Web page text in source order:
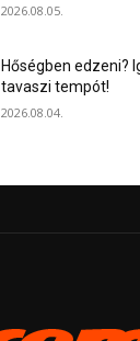
2026.08.05.
Hőségben edzeni?
tavaszi tempót!
2026.08.04.